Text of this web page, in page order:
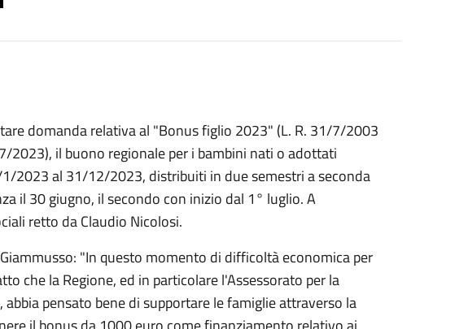
domanda relativa al "Bonus figlio 2023" (L. R. 31/7/2003
2023), il buono regionale per i bambini nati o adottati
2023 al 31/12/2023, distribuiti in due semestri a seconda
il 30 giugno, il secondo con inizio dal 1° luglio. A
retto da Claudio Nicolosi.
"In questo momento di difficoltà economica per
che la Regione, ed in particolare l'Assessorato per la
pensato bene di supportare le famiglie attraverso la